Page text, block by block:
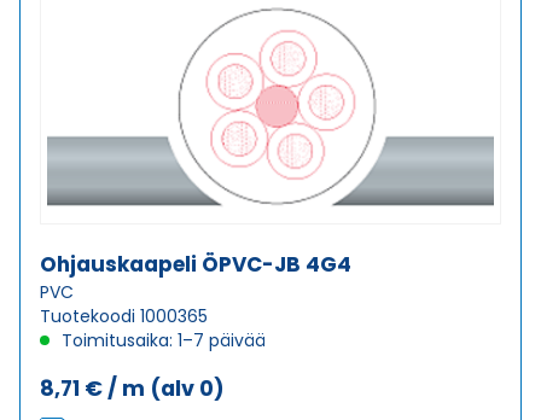
Ohjauskaapeli ÖPVC-JB 4G4
PVC
Tuotekoodi 1000365
Toimitusaika: 1–7 päivää
8,71 € / m (alv 0)